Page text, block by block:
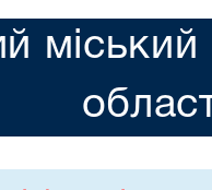
міський